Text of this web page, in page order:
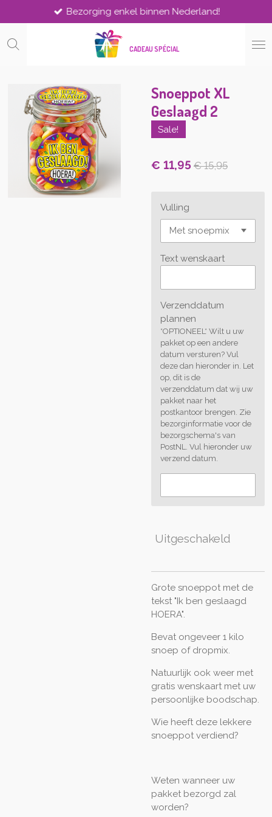
direct
naar
CADEAU SPÉCIAL
Bezorging enkel binnen Nederland!
Snoeppot XL
Geslaagd 2
Sale!
€ 11,95 € 15,95
Vulling
Text wenskaart
Verzenddatum
plannen
*OPTIONEEL* Wilt u uw
pakket op een andere
datum versturen? Vul
deze dan hieronder in. Let
op, dit is de
verzenddatum dat wij uw
pakket naar het
postkantoor brengen. Zie
bezorginformatie voor de
bezorgschema's van
PostNL. Vul hieronder uw
verzend datum.
Uitgeschakeld
Grote snoeppot met de
tekst "Ik ben geslaagd
HOERA".
Bevat ongeveer 1 kilo
snoep of dropmix.
Natuurlijk ook weer met
gratis wenskaart met uw
persoonlijke boodschap.
Wie heeft deze lekkere
snoeppot verdiend?
Weten wanneer uw
pakket bezorgd zal
worden?